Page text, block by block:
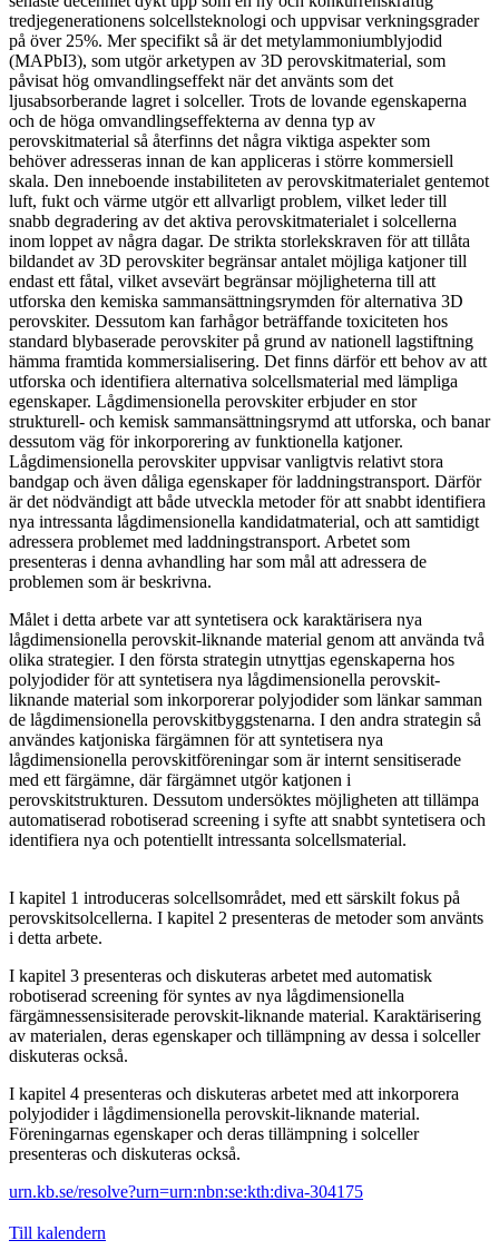
tredjegenerationens solcellsteknologi och uppvisar verkningsgrader
på över 25%. Mer specifikt så är det metylammoniumblyjodid
(MAPbI3), som utgör arketypen av 3D perovskitmaterial, som
påvisat hög omvandlingseffekt när det använts som det
ljusabsorberande lagret i solceller. Trots de lovande egenskaperna
och de höga omvandlingseffekterna av denna typ av
perovskitmaterial så återfinns det några viktiga aspekter som
behöver adresseras innan de kan appliceras i större kommersiell
skala. Den inneboende instabiliteten av perovskitmaterialet gentemot
luft, fukt och värme utgör ett allvarligt problem, vilket leder till
snabb degradering av det aktiva perovskitmaterialet i solcellerna
inom loppet av några dagar. De strikta storlekskraven för att tillåta
bildandet av 3D perovskiter begränsar antalet möjliga katjoner till
endast ett fåtal, vilket avsevärt begränsar möjligheterna till att
utforska den kemiska sammansättningsrymden för alternativa 3D
perovskiter. Dessutom kan farhågor beträffande toxiciteten hos
standard blybaserade perovskiter på grund av nationell lagstiftning
hämma framtida kommersialisering. Det finns därför ett behov av att
utforska och identifiera alternativa solcellsmaterial med lämpliga
egenskaper. Lågdimensionella perovskiter erbjuder en stor
strukturell- och kemisk sammansättningsrymd att utforska, och banar
dessutom väg för inkorporering av funktionella katjoner.
Lågdimensionella perovskiter uppvisar vanligtvis relativt stora
bandgap och även dåliga egenskaper för laddningstransport. Därför
är det nödvändigt att både utveckla metoder för att snabbt identifiera
nya intressanta lågdimensionella kandidatmaterial, och att samtidigt
adressera problemet med laddningstransport. Arbetet som
presenteras i denna avhandling har som mål att adressera de
problemen som är beskrivna.
Målet i detta arbete var att syntetisera ock karaktärisera nya
lågdimensionella perovskit-liknande material genom att använda två
olika strategier. I den första strategin utnyttjas egenskaperna hos
polyjodider för att syntetisera nya lågdimensionella perovskit-
liknande material som inkorporerar polyjodider som länkar samman
de lågdimensionella perovskitbyggstenarna. I den andra strategin så
användes katjoniska färgämnen för att syntetisera nya
lågdimensionella perovskitföreningar som är internt sensitiserade
med ett färgämne, där färgämnet utgör katjonen i
perovskitstrukturen. Dessutom undersöktes möjligheten att tillämpa
automatiserad robotiserad screening i syfte att snabbt syntetisera och
identifiera nya och potentiellt intressanta solcellsmaterial.
I kapitel 1 introduceras solcellsområdet, med ett särskilt fokus på
perovskitsolcellerna. I kapitel 2 presenteras de metoder som använts
i detta arbete.
I kapitel 3 presenteras och diskuteras arbetet med automatisk
robotiserad screening för syntes av nya lågdimensionella
färgämnessensisiterade perovskit-liknande material. Karaktärisering
av materialen, deras egenskaper och tillämpning av dessa i solceller
diskuteras också.
I kapitel 4 presenteras och diskuteras arbetet med att inkorporera
polyjodider i lågdimensionella perovskit-liknande material.
Föreningarnas egenskaper och deras tillämpning i solceller
presenteras och diskuteras också.
urn.kb.se/resolve?urn=urn:nbn:se:kth:diva-304175
Till kalendern